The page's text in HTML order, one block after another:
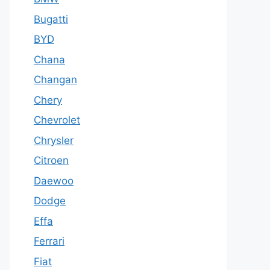
Bugatti
BYD
Chana
Changan
Chery
Chevrolet
Chrysler
Citroen
Daewoo
Dodge
Effa
Ferrari
Fiat